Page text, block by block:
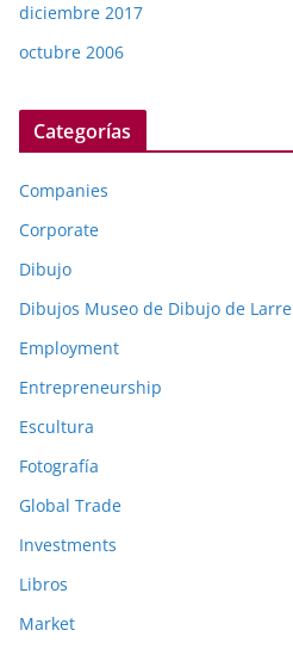
diciembre 2017
octubre 2006
Categorías
Companies
Corporate
Dibujo
Dibujos Museo de Dibujo de Larre
Employment
Entrepreneurship
Escultura
Fotografía
Global Trade
Investments
Libros
Market